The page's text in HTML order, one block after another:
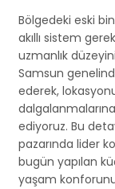
Bölgedeki eski
akıllı sistem
uzmanlık
Samsun
ederek,
ediyoruz. Bu
pazarında lider
bugün yapılan
yaşam